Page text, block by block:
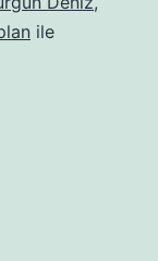
ile